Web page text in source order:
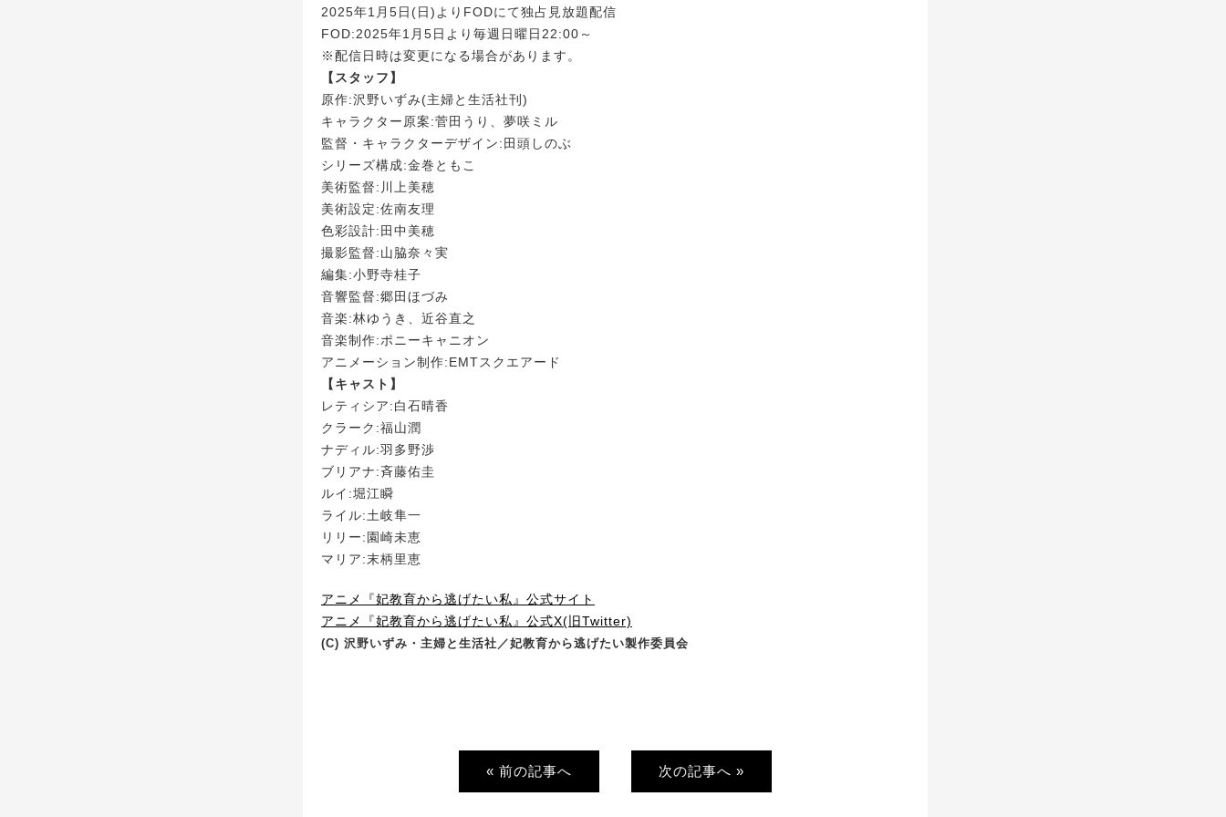
2025年1月5日(日)よりFODにて独占見放題配信
FOD:2025年1月5日より毎週日曜日22:00～
※配信日時は変更になる場合があります。
【スタッフ】
原作:沢野いずみ(主婦と生活社刊)
キャラクター原案:菅田うり、夢咲ミル
監督・キャラクターデザイン:田頭しのぶ
シリーズ構成:金巻ともこ
美術監督:川上美穂
美術設定:佐南友理
色彩設計:田中美穂
撮影監督:山脇奈々実
編集:小野寺桂子
音響監督:郷田ほづみ
音楽:林ゆうき、近谷直之
音楽制作:ポニーキャニオン
アニメーション制作:EMTスクエアード
【キャスト】
レティシア:白石晴香
クラーク:福山潤
ナディル:羽多野渉
ブリアナ:斉藤佑圭
ルイ:堀江瞬
ライル:土岐隼一
リリー:園崎未恵
マリア:末柄里恵
アニメ『妃教育から逃げたい私』公式サイト
アニメ『妃教育から逃げたい私』公式X(旧Twitter)
(C) 沢野いずみ・主婦と生活社／妃教育から逃げたい製作委員会
« 前の記事へ 次の記事へ »